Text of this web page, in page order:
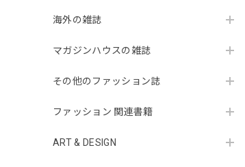
海外の雑誌
マガジンハウスの雑誌
その他のファッション誌
ファッション 関連書籍
ART & DESIGN